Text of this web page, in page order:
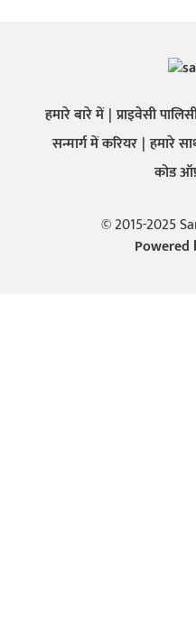
हमारे बारे में प्राइवेसी
सन्मार्ग में करियर हमारे
कोड
© 2015-2025
Powered